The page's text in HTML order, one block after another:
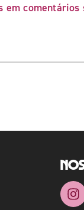
em comentários